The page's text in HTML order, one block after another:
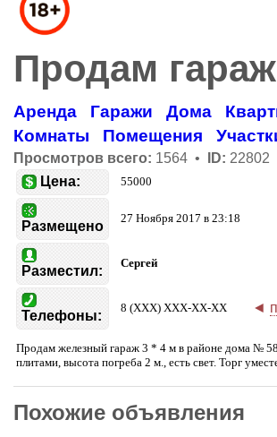
Продам гараж
Аренда Гаражи Дома
Комнаты
Помещения
Просмотров всего: 1564 • ID: 22802
Цена:
55000
Размещено
27 Ноября 2017 в 23:18
Разместил:
Сергей
Телефоны:
8 (XXX) XXX-XX-XX ◄
Продам железный гараж 3 * 4 м в районе дома №
плитами, высота погреба 2 м., есть свет. Торг
Похожие объявления